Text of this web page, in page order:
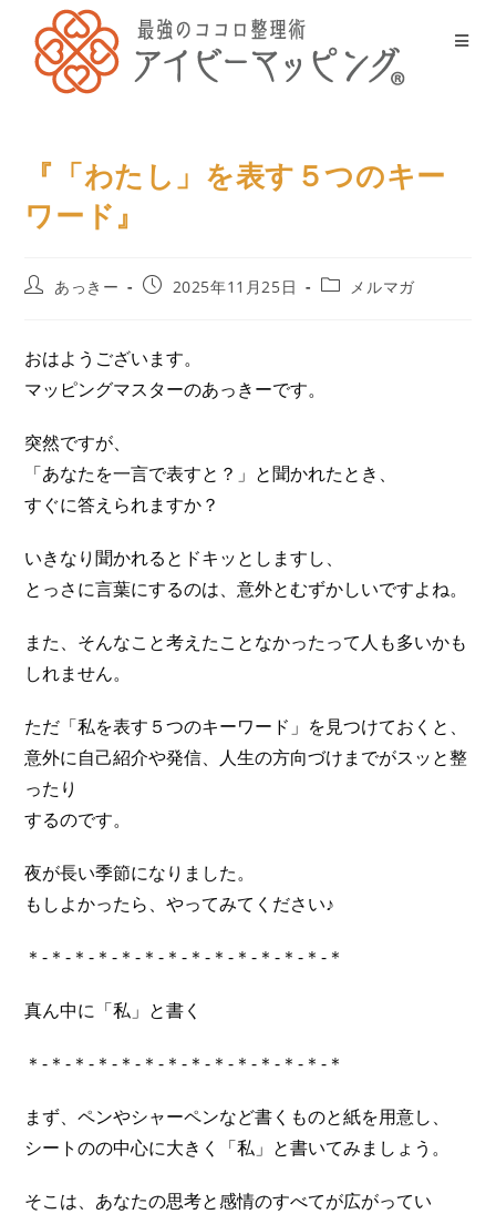
『「わたし」を表す５つのキー
ワード』
あっきー 2025年11月25日 メルマガ
おはようございます。
マッピングマスターのあっきーです。
突然ですが、
「あなたを一言で表すと？」と聞かれたとき、
すぐに答えられますか？
いきなり聞かれるとドキッとしますし、
とっさに言葉にするのは、意外とむずかしいですよね。
また、そんなこと考えたことなかったって人も多いかも
しれません。
ただ「私を表す５つのキーワード」を見つけておくと、
意外に自己紹介や発信、人生の方向づけまでがスッと整
ったり
するのです。
夜が長い季節になりました。
もしよかったら、やってみてください♪
＊-＊-＊-＊-＊-＊-＊-＊-＊-＊-＊-＊-＊-＊
真ん中に「私」と書く
＊-＊-＊-＊-＊-＊-＊-＊-＊-＊-＊-＊-＊-＊
まず、ペンやシャーペンなど書くものと紙を用意し、
シートのの中心に大きく「私」と書いてみましょう。
そこは、あなたの思考と感情のすべてが広がってい